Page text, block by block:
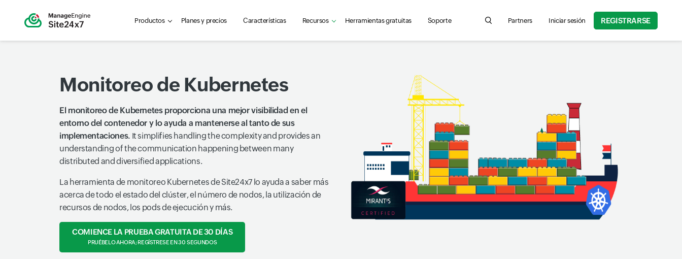
Productos Planes y precios Características Recursos Herramientas gratuitas Soporte Search for product information, help articles, and
Partners Iniciar sesión REGISTRARSE
Monitoreo de Kubernetes
El monitoreo de Kubernetes proporciona una mejor visibilidad en el
entorno del contenedor y lo ayuda a mantenerse al tanto de sus
implementaciones. It simplifies handling the complexity and provides an
understanding of the communication happening between many
distributed and diversified applications.
La herramienta de monitoreo Kubernetes de Site24x7 lo ayuda a saber más
acerca de todo el estado del clúster, el número de nodos, la utilización de
recursos de nodos, los pods de ejecución y más.
COMIENCE LA PRUEBA GRATUITA DE 30 DÍAS
PRUÉBELO AHORA; REGÍSTRESE EN 30 SEGUNDOS